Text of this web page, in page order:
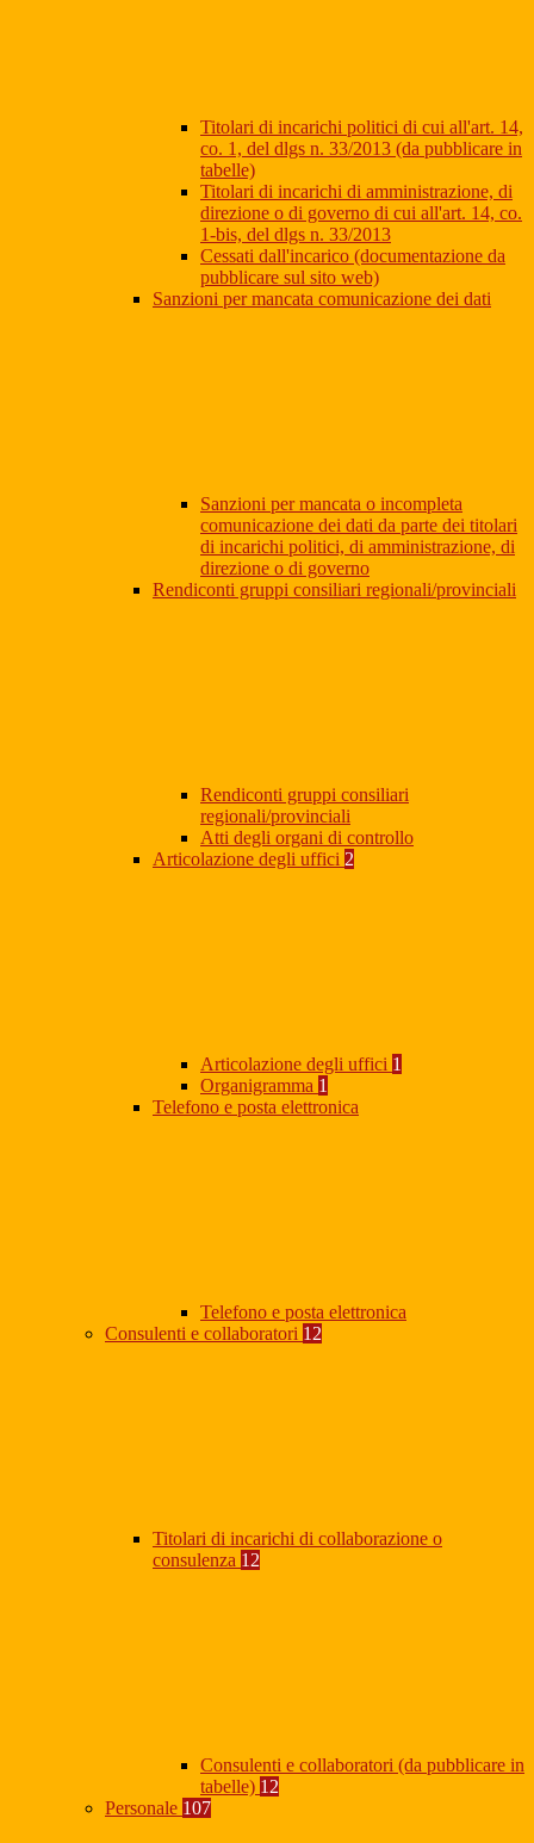
Titolari di incarichi politici di cui all'art. 14,
co. 1, del dlgs n. 33/2013 (da pubblicare in
tabelle)
Titolari di incarichi di amministrazione, di
direzione o di governo di cui all'art. 14, co.
1-bis, del dlgs n. 33/2013
Cessati dall'incarico (documentazione da
pubblicare sul sito web)
Sanzioni per mancata comunicazione dei dati
Sanzioni per mancata o incompleta
comunicazione dei dati da parte dei titolari
di incarichi politici, di amministrazione, di
direzione o di governo
Rendiconti gruppi consiliari regionali/provinciali
Rendiconti gruppi consiliari
regionali/provinciali
Atti degli organi di controllo
Articolazione degli uffici 2
Articolazione degli uffici 1
Organigramma 1
Telefono e posta elettronica
Telefono e posta elettronica
Consulenti e collaboratori 12
Titolari di incarichi di collaborazione o
consulenza 12
Consulenti e collaboratori (da pubblicare in
tabelle) 12
Personale 107